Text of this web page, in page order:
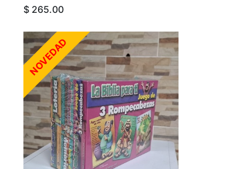
$ 265.00
NOVEDAD